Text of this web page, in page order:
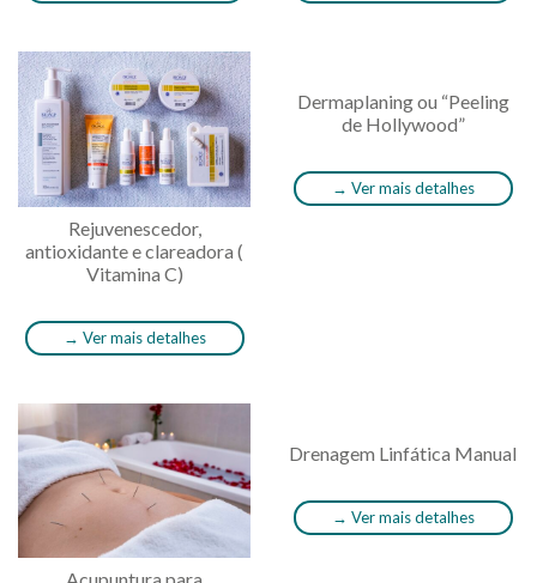
Rejuvenescedor,
antioxidante e clareadora (
Vitamina C)
→ Ver mais detalhes
Dermaplaning ou “Peeling
de Hollywood”
→ Ver mais detalhes
Drenagem Linfática Manual
→ Ver mais detalhes